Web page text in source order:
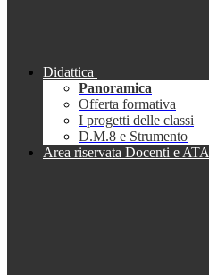
Didattica
Panoramica
Offerta formativa
I progetti delle classi
D.M.8 e Strumento
Area riservata Docenti e ATA